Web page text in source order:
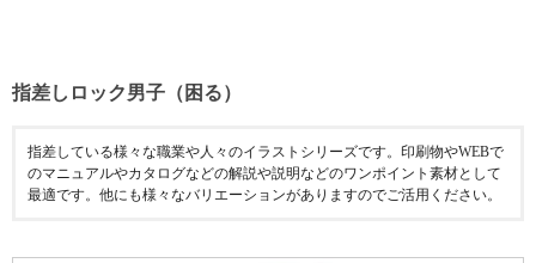
指差しロック男子（困る）
指差している様々な職業や人々のイラストシリーズです。印刷物やWEBで
のマニュアルやカタログなどの解説や説明などのワンポイント素材として
最適です。他にも様々なバリエーションがありますのでご活用ください。